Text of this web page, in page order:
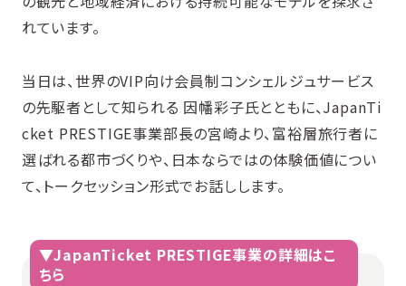
れています。
当日は、世界のVIP向け会員制コンシェルジュサービス
の先駆者として知られる 因幡彩子氏とともに、JapanTi
cket PRESTIGE事業部長の宮崎より、富裕層旅行者に
選ばれる都市づくりや、日本ならではの体験価値につい
て、トークセッション形式でお話しします。
▼JapanTicket PRESTIGE事業の詳細はこ
ちら